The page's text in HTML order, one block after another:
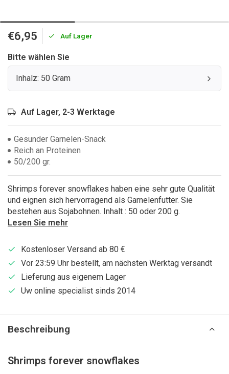
€6,95 Auf Lager
Bitte wählen Sie
Inhalz: 50 Gram
Auf Lager, 2-3 Werktage
Gesunder Garnelen-Snack
Reich an Proteinen
50/200 gr.
Shrimps forever snowflakes haben eine sehr gute Qualität
und eignen sich hervorragend als Garnelenfutter. Sie
bestehen aus Sojabohnen. Inhalt : 50 oder 200 g.
Lesen Sie mehr
Kostenloser Versand ab 80 €
Vor 23:59 Uhr bestellt, am nächsten Werktag versandt
Lieferung aus eigenem Lager
Uw online specialist sinds 2014
Beschreibung
Shrimps forever snowflakes